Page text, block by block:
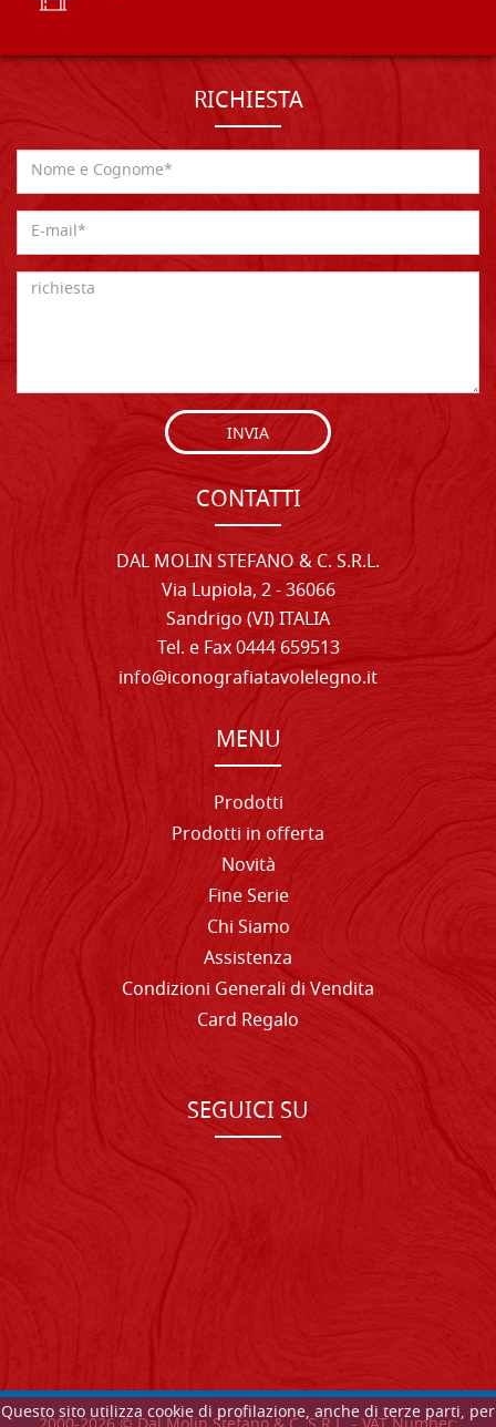
Questo sito utilizza cookie di profilazione, anche di terze parti, per
RICHIESTA
INVIA
CONTATTI
DAL MOLIN STEFANO & C. S.R.L.
Via Lupiola, 2 - 36066
Sandrigo (VI) ITALIA
Tel. e Fax 0444 659513
info@iconografiatavolelegno.it
MENU
Prodotti
Prodotti in offerta
Novità
Fine Serie
Chi Siamo
Assistenza
Condizioni Generali di Vendita
Card Regalo
SEGUICI SU